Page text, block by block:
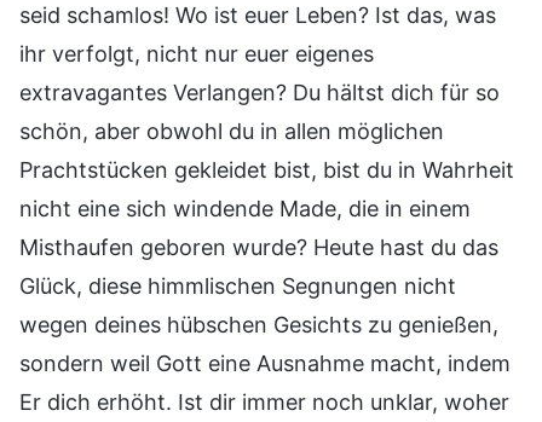
seid schamlos! Wo ist euer Leben? Ist das, was
ihr verfolgt, nicht nur euer eigenes
extravagantes Verlangen? Du hältst dich für so
schön, aber obwohl du in allen möglichen
Prachtstücken gekleidet bist, bist du in Wahrheit
nicht eine sich windende Made, die in einem
Misthaufen geboren wurde? Heute hast du das
Glück, diese himmlischen Segnungen nicht
wegen deines hübschen Gesichts zu genießen,
sondern weil Gott eine Ausnahme macht, indem
Er dich erhöht. Ist dir immer noch unklar, woher